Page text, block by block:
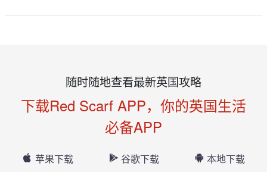
随时随地查看最新英国攻略
下载Red Scarf APP，你的英国生活
必备APP
苹果下载 谷歌下载 本地下载